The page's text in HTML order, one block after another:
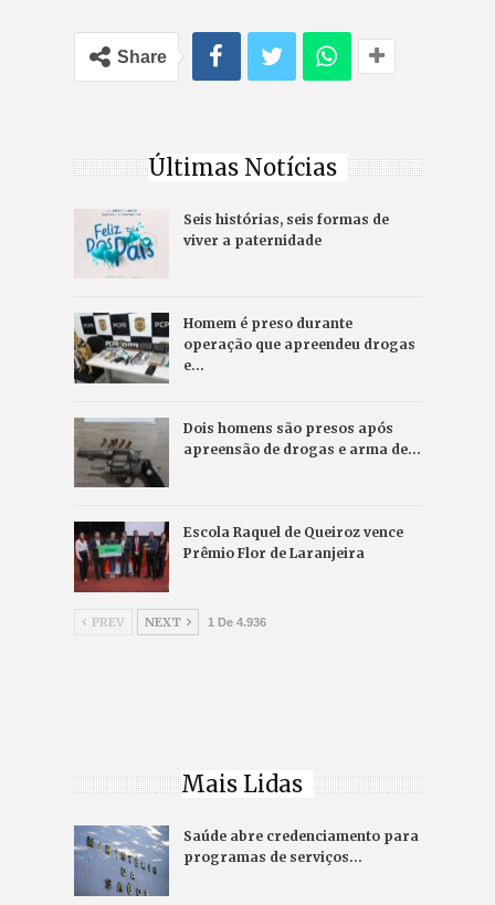
Share
Últimas Notícias
Seis histórias, seis formas de
viver a paternidade
Homem é preso durante
operação que apreendeu drogas
e…
Dois homens são presos após
apreensão de drogas e arma de…
Escola Raquel de Queiroz vence
Prêmio Flor de Laranjeira
PREV NEXT 1 De 4.936
Mais Lidas
Saúde abre credenciamento para
programas de serviços…